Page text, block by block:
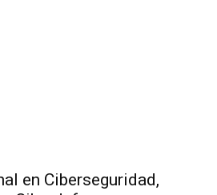
en Ciberseguridad,